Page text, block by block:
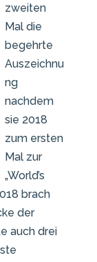
zweiten
Mal die
begehrte
Auszeichnu
ng
nachdem
sie 2018
zum ersten
Mal zur
„World’s
brach
der
auch drei